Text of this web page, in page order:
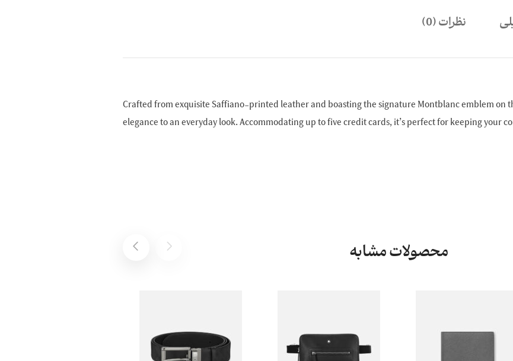
نظرات (0)
Crafted from exquisite Saffiano-printed leather and boasting the signature Montblanc emblem on
elegance to an everyday look. Accommodating up to five credit cards, it’s perfect for keeping your
محصولات مشابه